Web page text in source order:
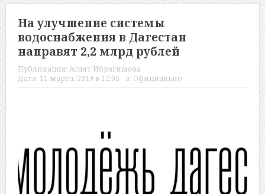
На улучшение системы
водоснабжения в Дагестан
направят 2,2 млрд рублей
Публикация: Асият Ибрагимова
Дата: 11 марта, 2019 в 12:05 в: Официально